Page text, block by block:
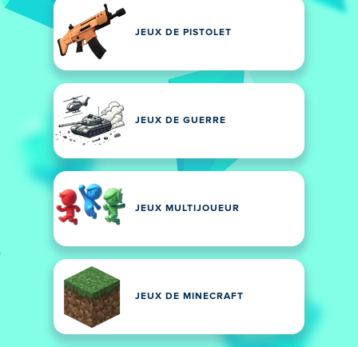
JEUX DE PISTOLET
JEUX DE GUERRE
JEUX MULTIJOUEUR
JEUX DE MINECRAFT